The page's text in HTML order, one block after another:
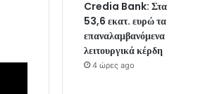
Credia Bank: Στα
53,6 εκατ. ευρώ τα
επαναλαμβανόμενα
λειτουργικά κέρδη
4 ώρες ago